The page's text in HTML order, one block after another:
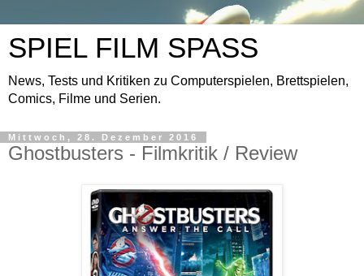
SPIEL FILM SPASS
News, Tests und Kritiken zu Computerspielen, Brettspielen,
Comics, Filme und Serien.
Mittwoch, 28. Dezember 2016
Ghostbusters - Filmkritik / Review